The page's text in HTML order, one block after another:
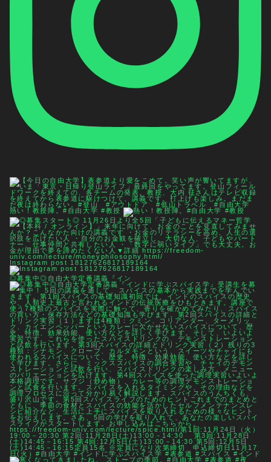
熱い！教授陣。#自由大学 #教授
Instagram post 18127626817189164
◎募集中◎自由大学定番講義『イン